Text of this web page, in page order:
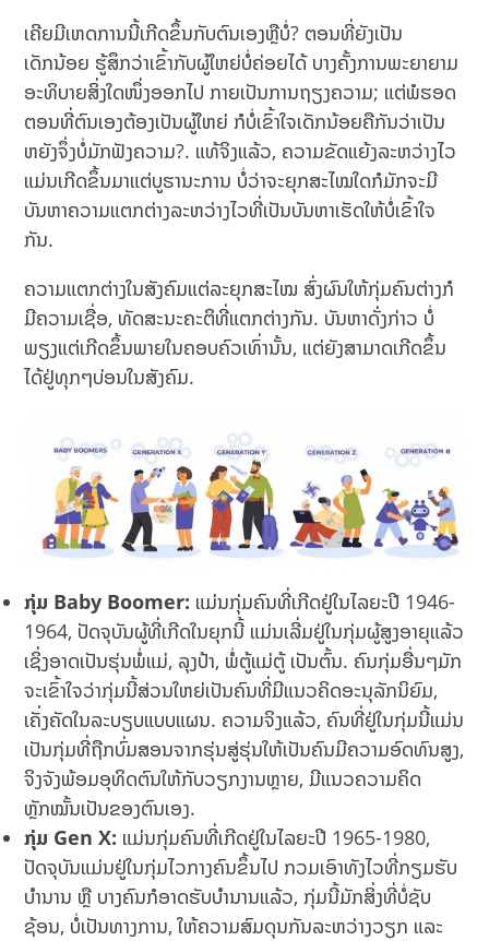
ເຄີຍມີເຫດການນີ້ເກີດຂຶ້ນກັບຕົນເອງຫຼືບໍ່? ຕອນທີ່ຍັງເປັນ
ເດັກນ້ອຍ ຮູ້ສຶກວ່າເຂົ້າກັບຜູ້ໃຫຍ່ບໍ່ຄ່ອຍໄດ້ ບາງຄັ້ງການພະຍາຍາມ
ອະທິບາຍສິ່ງໃດໜຶ່ງອອກໄປ ກາຍເປັນການຖຽງຄວາມ; ແຕ່ພໍຮອດ
ຕອນທີ່ຕົນເອງຕ້ອງເປັນຜູ້ໃຫຍ່ ກໍບໍ່ເຂົ້າໃຈເດັກນ້ອຍຄືກັນວ່າເປັນ
ຫຍັງຈຶ່ງບໍ່ມັກຟັງຄວາມ?. ແທ້ຈິງແລ້ວ, ຄວາມຂັດແຍ້ງລະຫວ່າງໄວ
ແມ່ນເກີດຂຶ້ນມາແຕ່ບູຮານະການ ບໍ່ວ່າຈະຍຸກສະໄໝໃດກໍມັກຈະມີ
ບັນຫາຄວາມແຕກຕ່າງລະຫວ່າງໄວທີ່ເປັນບັນຫາເຮັດໃຫ້ບໍ່ເຂົ້າໃຈ
ກັນ.
ຄວາມແຕກຕ່າງໃນສັງຄົມແຕ່ລະຍຸກສະໄໝ ສົ່ງຜົນໃຫ້ກຸ່ມຄົນຕ່າງກໍ
ມີຄວາມເຊື່ອ, ທັດສະນະຄະຕິທີ່ແຕກຕ່າງກັນ. ບັນຫາດັ່ງກ່າວ ບໍ່
ພຽງແຕ່ເກີດຂຶ້ນພາຍໃນຄອບຄົວເທົ່ານັ້ນ, ແຕ່ຍັງສາມາດເກີດຂຶ້ນ
ໄດ້ຢູ່ທຸກໆບ່ອນໃນສັງຄົມ.
ກຸ່ມ Baby Boomer: ແມ່ນກຸ່ມຄົນທີ່ເກີດຢູ່ໃນໄລຍະປີ 1946-
1964, ປັດຈຸບັນຜູ້ທີ່ເກີດໃນຍຸກນີ້ ແມ່ນເລີ່ມຢູ່ໃນກຸ່ມຜູ້ສູງອາຍຸແລ້ວ
ເຊິ່ງອາດເປັນຮຸ່ນພໍ່ແມ່, ລຸງປ້າ, ພໍ່ຕູ້ແມ່ຕູ້ ເປັນຕົ້ນ. ຄົນກຸ່ມອື່ນໆມັກ
ຈະເຂົ້າໃຈວ່າກຸ່ມນີ້ສ່ວນໃຫຍ່ເປັນຄົນທີ່ມີແນວຄິດອະນຸລັກນິຍົມ,
ເຄັ່ງຄັດໃນລະບຽບແບບແຜນ. ຄວາມຈິງແລ້ວ, ຄົນທີ່ຢູ່ໃນກຸ່ມນີ້ແມ່ນ
ເປັນກຸ່ມທີ່ຖືກບົ່ມສອນຈາກຮຸ່ນສູ່ຮຸ່ນໃຫ້ເປັນຄົນມີຄວາມອົດທົນສູງ,
ຈິງຈັງພ້ອມອຸທິດຕົນໃຫ້ກັບວຽກງານຫຼາຍ, ມີແນວຄວາມຄິດ
ຫຼັກໝັ້ນເປັນຂອງຕົນເອງ.
ກຸ່ມ Gen X: ແມ່ນກຸ່ມຄົນທີ່ເກີດຢູ່ໃນໄລຍະປີ 1965-1980,
ປັດຈຸບັນແມ່ນຢູ່ໃນກຸ່ມໄວກາງຄົນຂຶ້ນໄປ ກວມເອົາທັງໄວທີ່ກຽມຮັບ
ບຳນານ ຫຼື ບາງຄົນກໍອາດຮັບບຳນານແລ້ວ, ກຸ່ມນີ້ມັກສິ່ງທີ່ບໍ່ຊັບ
ຊ້ອນ, ບໍ່ເປັນທາງການ, ໃຫ້ຄວາມສົມດຸນກັນລະຫວ່າງວຽກ ແລະ